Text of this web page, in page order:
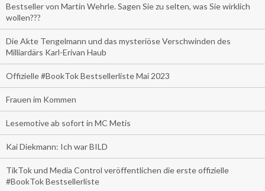
Bestseller von Martin Wehrle. Sagen Sie zu selten, was Sie wirklich
wollen???
Die Akte Tengelmann und das mysteriöse Verschwinden des
Milliardärs Karl-Erivan Haub
Offizielle #BookTok Bestsellerliste Mai 2023
Frauen im Kommen
Lesemotive ab sofort in MC Metis
Kai Diekmann: Ich war BILD
TikTok und Media Control veröffentlichen die erste offizielle
#BookTok Bestsellerliste